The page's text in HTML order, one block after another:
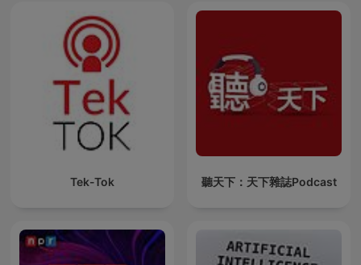
Tek-Tok 聽天下：天下雜誌Podcast